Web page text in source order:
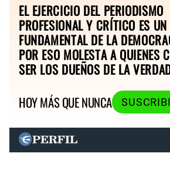
EL EJERCICIO DEL PERIODISMO
PROFESIONAL Y CRÍTICO ES
FUNDAMENTAL DE LA
POR ESO MOLESTA A QUIENES
SER LOS DUEÑOS DE LA
HOY MÁS QUE NUNCA